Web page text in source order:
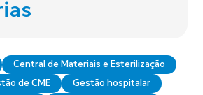
Central de Materiais e Esterilização
de CME
Gestão hospitalar